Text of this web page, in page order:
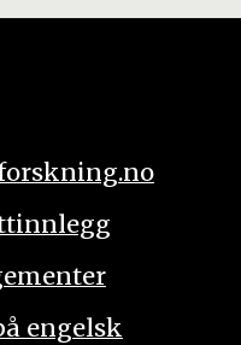
engelsk